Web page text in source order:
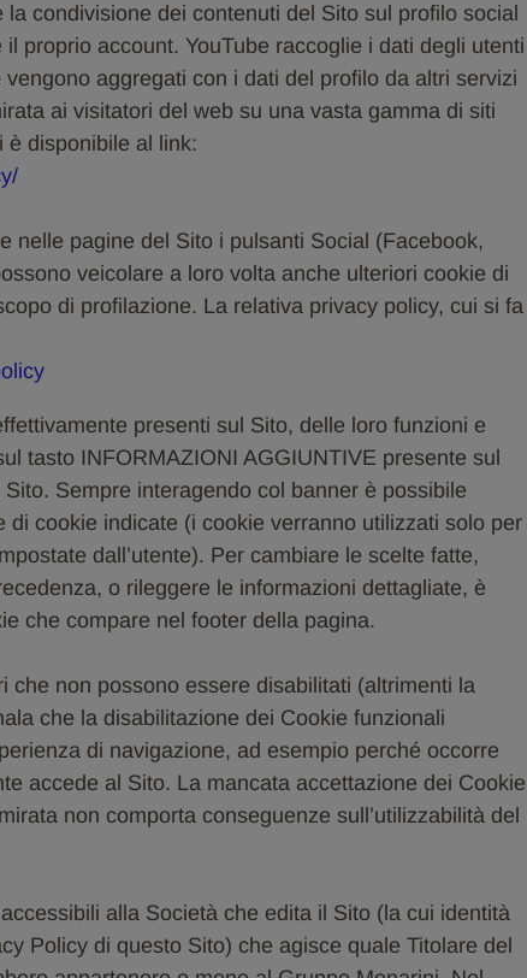
condivisione dei contenuti del Sito sul profilo social
proprio account. YouTube raccoglie i dati degli utenti
aggregati con i dati del profilo da altri servizi
ai visitatori del web su una vasta gamma di siti
è disponibile al link:
nelle pagine del Sito i pulsanti Social (Facebook,
veicolare a loro volta anche ulteriori cookie di
di profilazione. La relativa privacy policy, cui si fa
presenti sul Sito, delle loro funzioni e
tasto INFORMAZIONI AGGIUNTIVE presente sul
Sempre interagendo col banner è possibile
cookie indicate (i cookie verranno utilizzati solo per
dall’utente). Per cambiare le scelte fatte,
o rileggere le informazioni dettagliate, è
che compare nel footer della pagina.
che non possono essere disabilitati (altrimenti la
che la disabilitazione dei Cookie funzionali
di navigazione, ad esempio perché occorre
accede al Sito. La mancata accettazione dei Cookie
non comporta conseguenze sull’utilizzabilità del
alla Società che edita il Sito (la cui identità
Policy di questo Sito) che agisce quale Titolare del